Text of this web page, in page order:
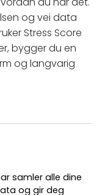
og vei data
Stress Score
bygger du en
og langvarig
samler alle dine
og gir deg